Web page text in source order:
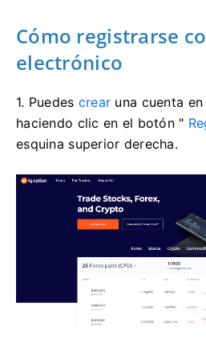
Cómo registrarse
electrónico
1. Puedes crear una cuenta
haciendo clic en el botón "
esquina superior derecha.